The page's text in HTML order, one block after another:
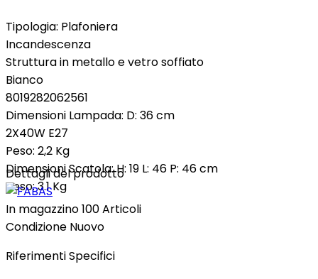
Tipologia: Plafoniera
Incandescenza
Struttura in metallo e vetro soffiato
Bianco
8019282062561
Dimensioni Lampada: D: 36cm
2X40W E27
Peso: 2,2 Kg
Dimensioni Scatola:H: 19 L: 46 P: 46cm
Peso:3.1 Kg
Dettagli del prodotto
In magazzino100 Articoli
Condizione Nuovo
Riferimenti Specifici